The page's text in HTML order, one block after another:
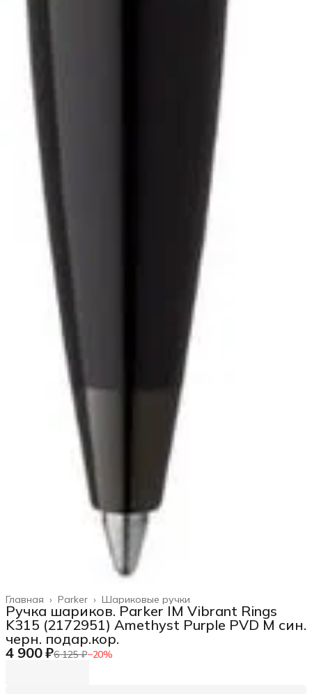
Шариковые ручки
Parker ›
Главная ›
Ручка шариков. Parker IM Vibrant Rings
K315 (2172951) Amethyst Purple PVD M син.
черн. подар.кор.
4 900 ₽6 125 ₽−20%